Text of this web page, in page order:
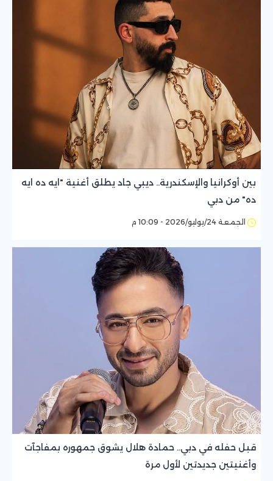
بين أوكرانيا والإسكندرية.. ديبي جاد يطلق أغنية "ايه ده ايه
ده" من دبي
الجمعة 24/يوليو/2026 - 10:09 م
قبل حفله في دبي.. حمادة هلال يشوق جمهوره بمفاجآت
وأغنيتين جديدتين لأول مرة